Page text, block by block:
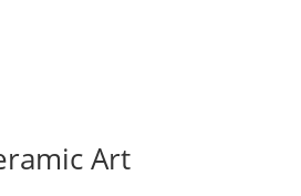
Art